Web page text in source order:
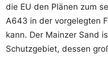
die EU den Plänen zum
A643 in der vorgelegten
kann. Der Mainzer Sand
Schutzgebiet, dessen